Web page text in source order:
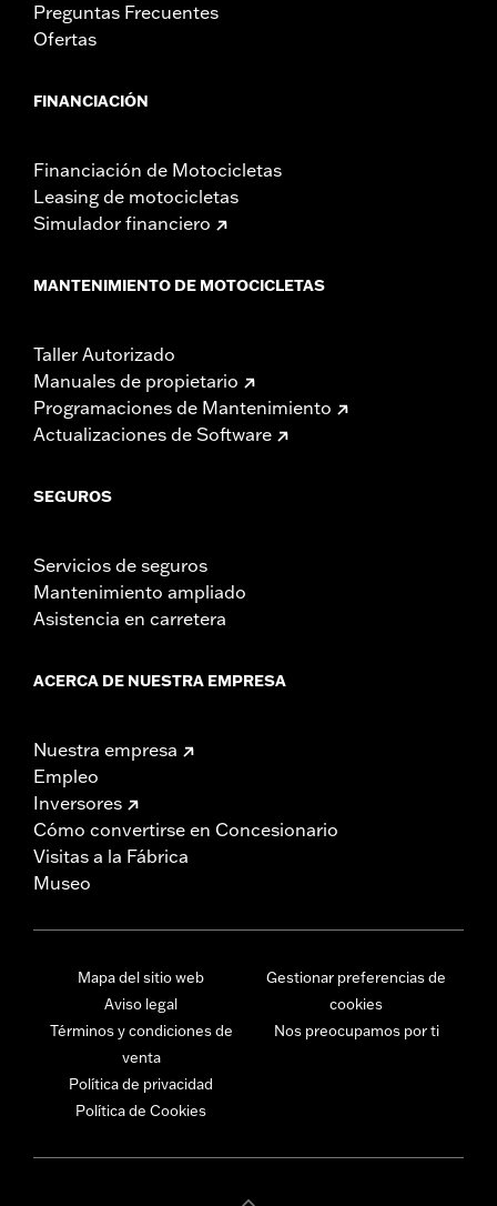
Preguntas Frecuentes
Ofertas
FINANCIACIÓN
Financiación de Motocicletas
Leasing de motocicletas
Simulador financiero
MANTENIMIENTO DE MOTOCICLETAS
Taller Autorizado
Manuales de propietario
Programaciones de Mantenimiento
Actualizaciones de Software
SEGUROS
Servicios de seguros
Mantenimiento ampliado
Asistencia en carretera
ACERCA DE NUESTRA EMPRESA
Nuestra empresa
Empleo
Inversores
Cómo convertirse en Concesionario
Visitas a la Fábrica
Museo
Mapa del sitio web
Aviso legal
Términos y condiciones de
venta
Política de privacidad
Política de Cookies
Gestionar preferencias de
cookies
Nos preocupamos por ti